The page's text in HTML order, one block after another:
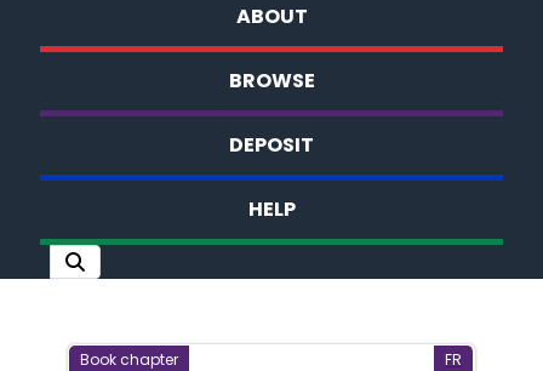
ABOUT
BROWSE
DEPOSIT
HELP
Book chapter FR